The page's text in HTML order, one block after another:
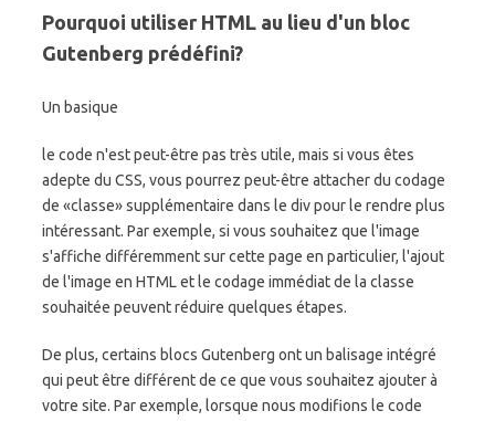
Pourquoi utiliser HTML au lieu d'un bloc
Gutenberg prédéfini?
Un basique
le code n'est peut-être pas très utile, mais si vous êtes
adepte du CSS, vous pourrez peut-être attacher du codage
de «classe» supplémentaire dans le div pour le rendre plus
intéressant. Par exemple, si vous souhaitez que l'image
s'affiche différemment sur cette page en particulier, l'ajout
de l'image en HTML et le codage immédiat de la classe
souhaitée peuvent réduire quelques étapes.
De plus, certains blocs Gutenberg ont un balisage intégré
qui peut être différent de ce que vous souhaitez ajouter à
votre site. Par exemple, lorsque nous modifions le code